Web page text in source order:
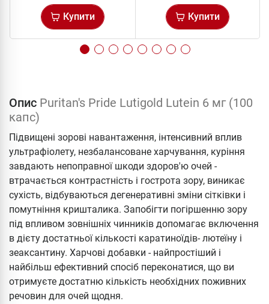
Купити Купити
Опис Puritan's Pride Lutigold Lutein 6 мг (100
капс)
Підвищені зорові навантаження, інтенсивний вплив
ультрафіолету, незбалансоване харчування, куріння
завдають непоправної шкоди здоров'ю очей -
втрачається контрастність і гострота зору, виникає
сухість, відбуваються дегенеративні зміни сітківки і
помутніння кришталика. Запобігти погіршенню зору
під впливом зовнішніх чинників допомагає включення
в дієту достатньої кількості каратиноїдів- лютеїну і
зеаксантину. Харчові добавки - найпростіший і
найбільш ефективний спосіб переконатися, що ви
отримуєте достатню кількість необхідних поживних
речовин для очей щодня.